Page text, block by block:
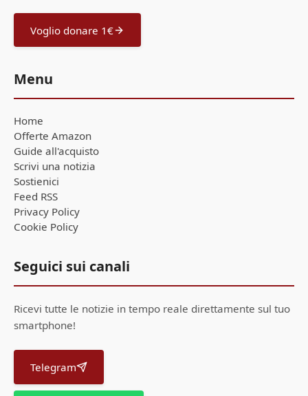
Voglio donare 1€
Menu
Home
Offerte Amazon
Guide all'acquisto
Scrivi una notizia
Sostienici
Feed RSS
Privacy Policy
Cookie Policy
Seguici sui canali
Ricevi tutte le notizie in tempo reale direttamente sul tuo
smartphone!
Telegram